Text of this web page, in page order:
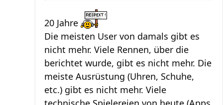
20 Jahre
Die meisten User von damals gibt es
nicht mehr. Viele Rennen, über die
berichtet wurde, gibt es nicht mehr. Die
meiste Ausrüstung (Uhren, Schuhe,
etc.) gibt es nicht mehr. Viele